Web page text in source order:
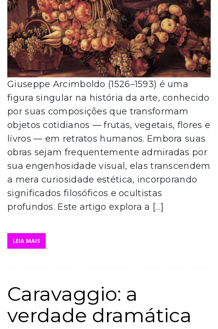
Giuseppe Arcimboldo (1526–1593) é uma
figura singular na história da arte, conhecido
por suas composições que transformam
objetos cotidianos — frutas, vegetais, flores e
livros — em retratos humanos. Embora suas
obras sejam frequentemente admiradas por
sua engenhosidade visual, elas transcendem
a mera curiosidade estética, incorporando
significados filosóficos e ocultistas
profundos. Este artigo explora a […]
LEIA MAIS
Caravaggio: a
verdade dramática